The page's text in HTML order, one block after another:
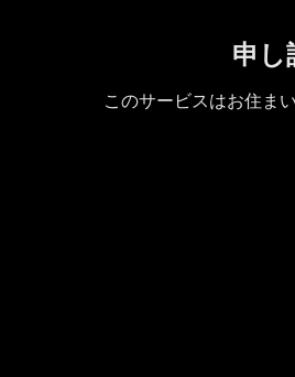
申し
このサービスはお住ま